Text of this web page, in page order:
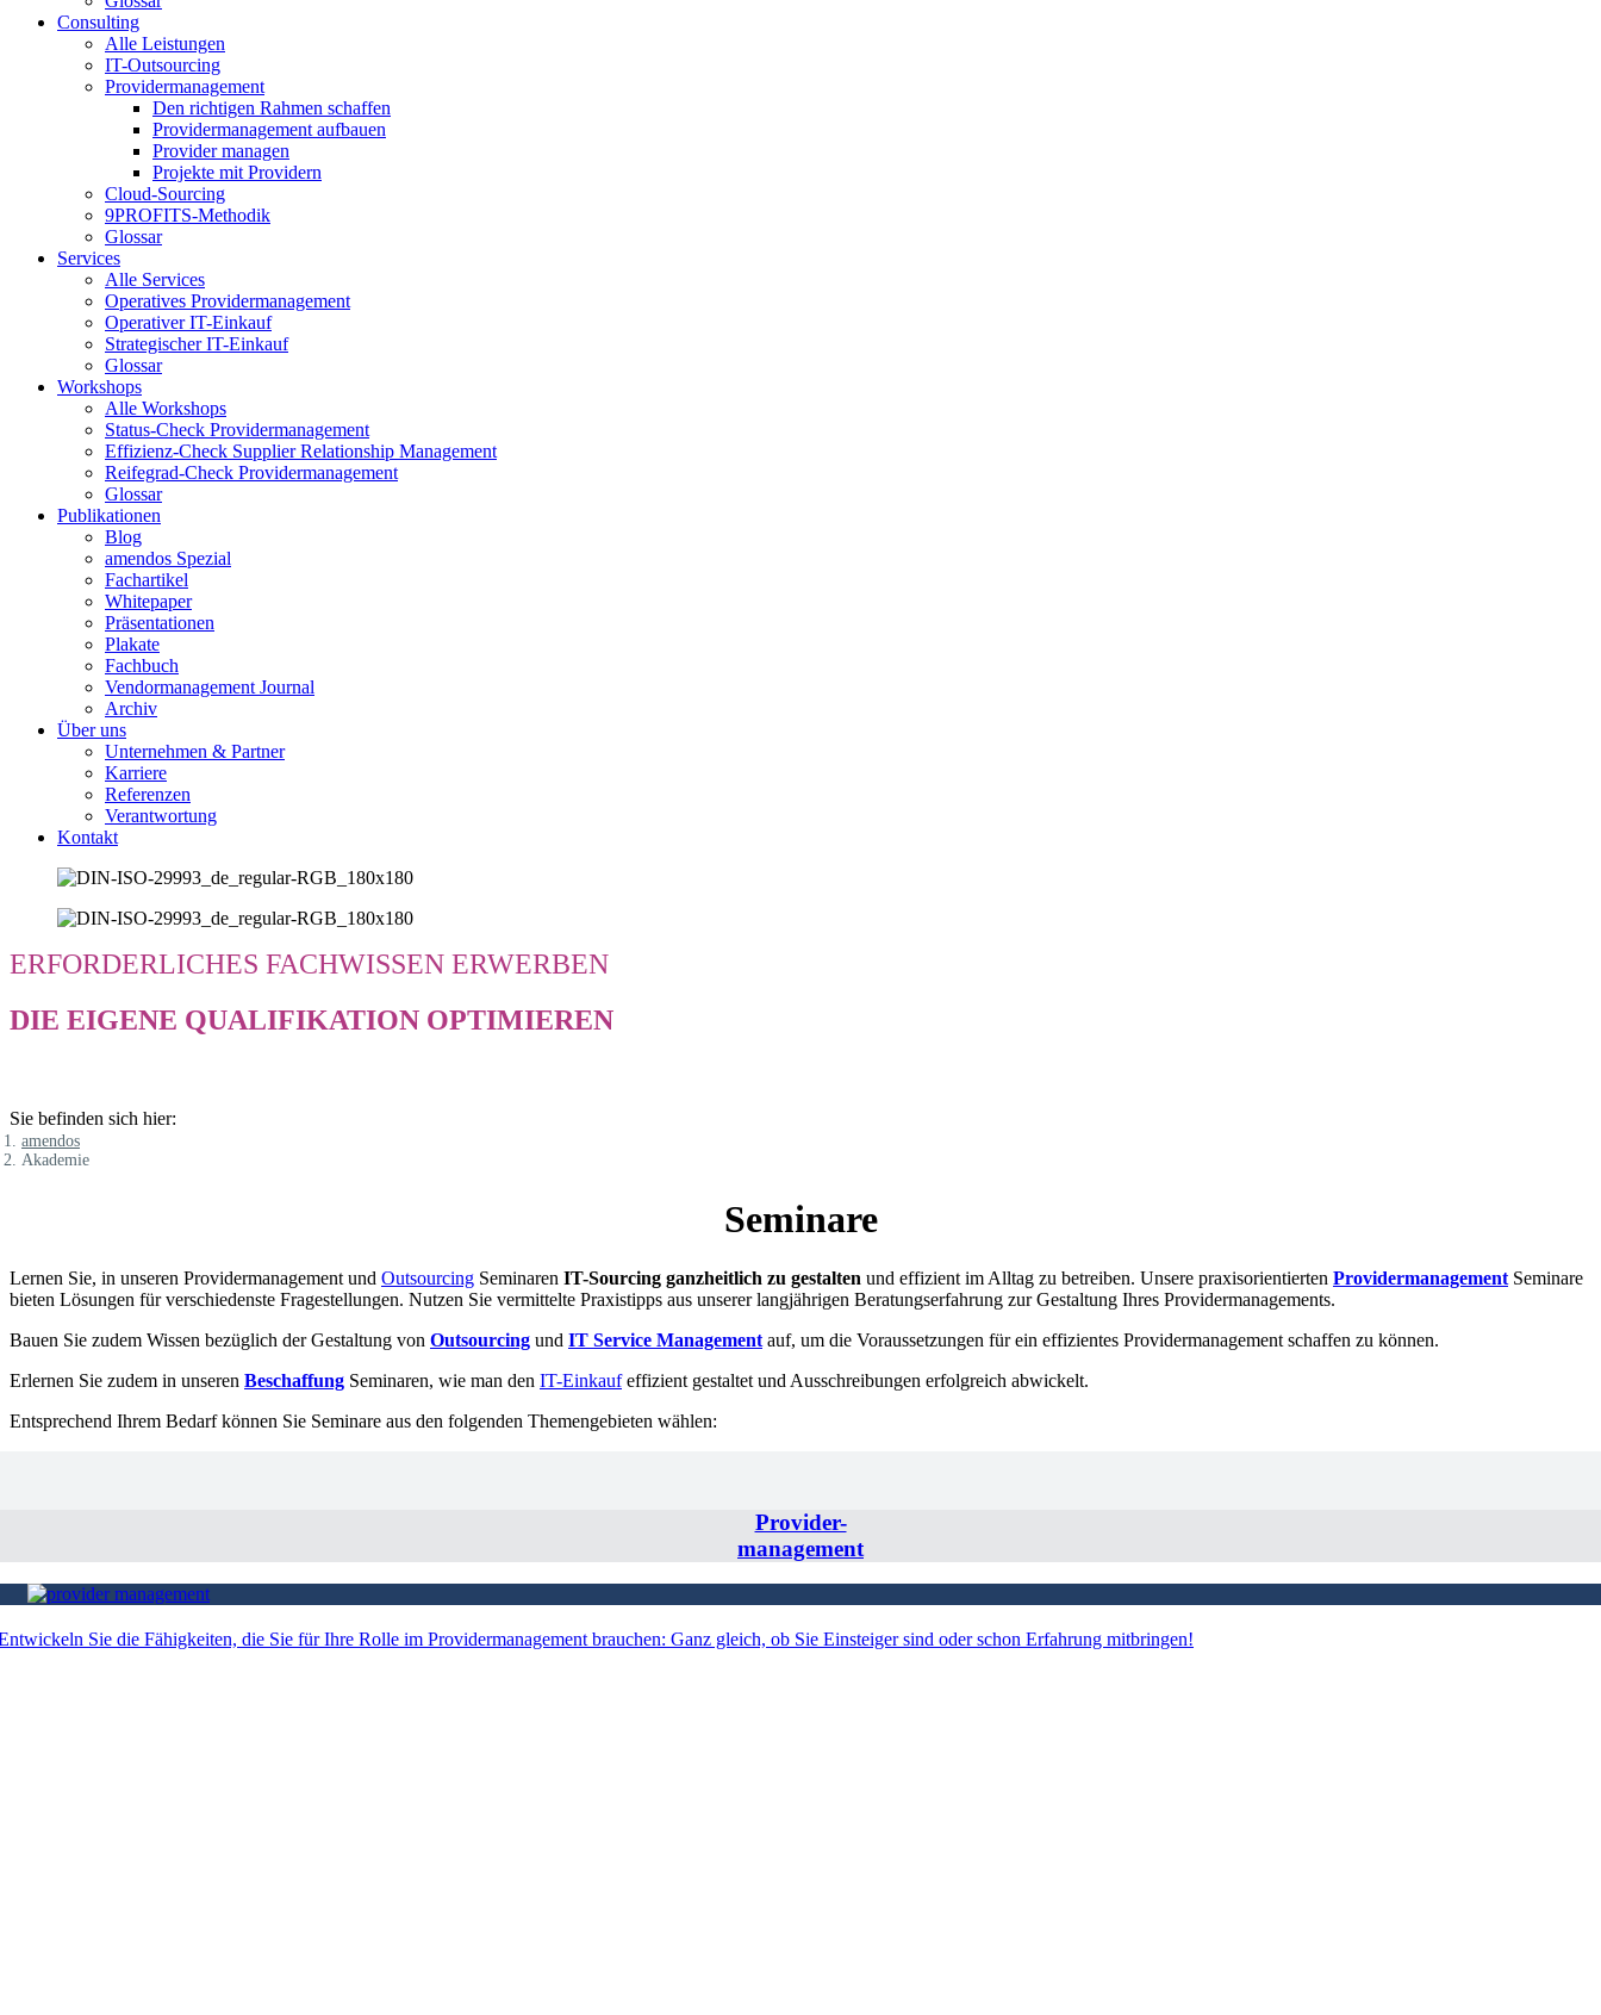
Consulting
Alle Leistungen
IT-Outsourcing
Providermanagement
Den richtigen Rahmen schaffen
Providermanagement aufbauen
Provider managen
Projekte mit Providern
Cloud-Sourcing
9PROFITS-Methodik
Glossar
Services
Alle Services
Operatives Providermanagement
Operativer IT-Einkauf
Strategischer IT-Einkauf
Glossar
Workshops
Alle Workshops
Status-Check Providermanagement
Effizienz-Check Supplier Relationship Management
Reifegrad-Check Providermanagement
Glossar
Publikationen
Blog
amendos Spezial
Fachartikel
Whitepaper
Präsentationen
Plakate
Fachbuch
Vendormanagement Journal
Archiv
Über uns
Unternehmen & Partner
Karriere
Referenzen
Verantwortung
Kontakt
ERFORDERLICHES FACHWISSEN ERWERBEN
DIE EIGENE QUALIFIKATION OPTIMIEREN
Sie befinden sich hier:
amendos
Akademie
Seminare
Lernen Sie, in unseren Providermanagement und Outsourcing Seminaren IT-Sourcing ganzheitlich zu gestalten und effizient im Alltag zu betreiben. Unsere praxisorientierten Providermanagement Seminare
bieten Lösungen für verschiedenste Fragestellungen. Nutzen Sie vermittelte Praxistipps aus unserer langjährigen Beratungserfahrung zur Gestaltung Ihres Providermanagements.
Bauen Sie zudem Wissen bezüglich der Gestaltung von Outsourcing und IT Service Management auf, um die Voraussetzungen für ein effizientes Providermanagement schaffen zu können.
Erlernen Sie zudem in unseren Beschaffung Seminaren, wie man den IT-Einkaufeffizient gestaltet und Ausschreibungen erfolgreich abwickelt.
Entsprechend Ihrem Bedarf können Sie Seminare aus den folgenden Themengebieten wählen:
Provider-
management
Sie die Fähigkeiten, die Sie für Ihre Rolle im Providermanagement brauchen: Ganz gleich, ob Sie Einsteiger sind oder schon Erfahrung mitbringen!